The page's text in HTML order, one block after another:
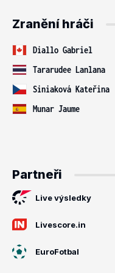
Zranění hráči
Diallo Gabriel
Tararudee Lanlana
Siniaková Kateřina
Munar Jaume
Partneři
Live výsledky
Livescore.in
EuroFotbal